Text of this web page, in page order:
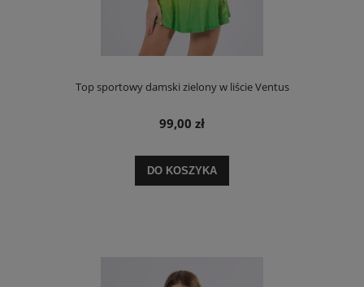
Top sportowy damski zielony w liście Ventus
99,00 zł
DO KOSZYKA